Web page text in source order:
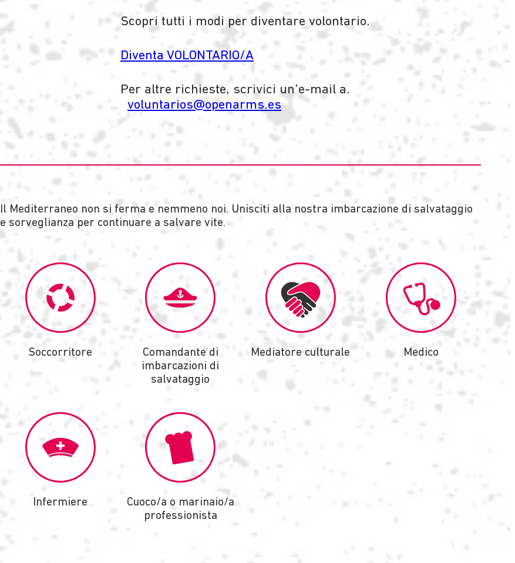
Scopri tutti i modi per diventare volontario.
Diventa VOLONTARIO/A
Per altre richieste, scrivici un’e-mail a.
voluntarios@openarms.es
Il Mediterraneo non si ferma e nemmeno noi. Unisciti alla nostra imbarcazione di salvataggio
e sorveglianza per continuare a salvare vite.
Soccorritore
Comandante di
imbarcazioni di
salvataggio
Mediatore culturale Medico
Infermiere
Cuoco/a o marinaio/a
professionista